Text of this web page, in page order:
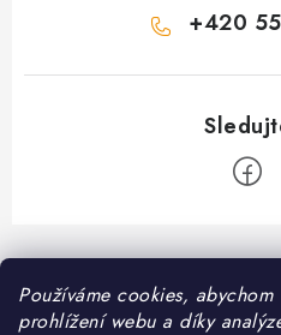
Používáme cookies,
prohlížení webu a díky
+420
Z
á
Informace pro vás